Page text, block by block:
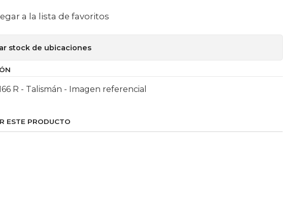
a la lista de favoritos
stock de ubicaciones
R - Talismán - Imagen referencial
ESTE PRODUCTO